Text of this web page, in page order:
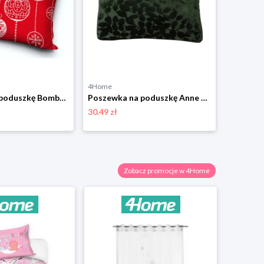
Poszewka na poduszkę Bombki świąteczne czerwony, 40 x 40 cm 4-Home
4Home
Poszewka na poduszkę Anne zielony, 45 x 45 cm 4-Home
30.49 zł
Zobacz promocje w 4Home